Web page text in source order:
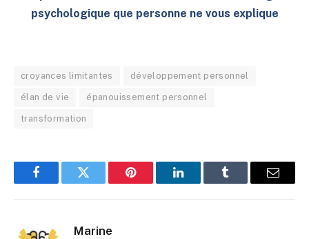
psychologique que personne ne vous explique
croyances limitantes développement personnel
élan de vie épanouissement personnel
transformation
FacebookTwitter Pinterest LinkedInTumblr
E-
Marine